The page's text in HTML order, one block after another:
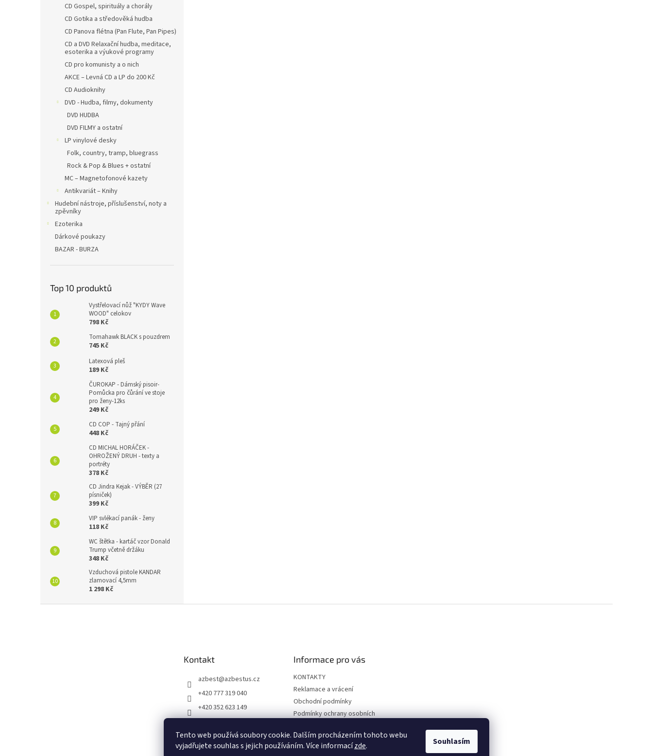
Tento web používá soubory cookie. Dalším procházením tohoto webu
vyjadřujete souhlas s jejich používáním. Více informacízde. Souhlasím
CD Gospel, spirituály a chorály
CD Gotika a středověká hudba
CD Panova flétna (Pan Flute, Pan Pipes)
CD a DVD Relaxační hudba, meditace,
esoterika a výukové programy
CD pro komunisty a o nich
AKCE – Levná CD a LP do 200 Kč
CD Audioknihy
DVD - Hudba, filmy, dokumenty
DVD HUDBA
DVD FILMY a ostatní
LP vinylové desky
Folk, country, tramp, bluegrass
Rock & Pop & Blues + ostatní
MC – Magnetofonové kazety
Antikvariát – Knihy
Hudební nástroje, příslušenství, noty a
zpěvníky
Ezoterika
Dárkové poukazy
BAZAR - BURZA
Top 10 produktů
Vystřelovací nůž "KYDY Wave
WOOD" celokov
798 Kč
Tomahawk BLACK s pouzdrem
745 Kč
Latexová pleš
189 Kč
ČUROKAP - Dámský pisoir-
Pomůcka pro čůrání ve stoje
pro ženy-12ks
249 Kč
CD COP - Tajný přání
448 Kč
CD MICHAL HORÁČEK -
OHROŽENÝ DRUH - texty a
portréty
378 Kč
CD Jindra Kejak - VÝBĚR (27
písniček)
399 Kč
VIP svlékací panák - ženy
118 Kč
WC štětka - kartáč vzor Donald
Trump včetně držáku
348 Kč
Vzduchová pistole KANDAR
zlamovací 4,5mm
1 298 Kč
Kontakt
azbest@azbestus.cz
+420 777 319 040
+420 352 623 149
m/vtipne-darkyinfo-16841
5396612968/
Informace pro vás
KONTAKTY
Reklamace a vrácení
Obchodní podmínky
Podmínky ochrany osobních
Doprava a platba